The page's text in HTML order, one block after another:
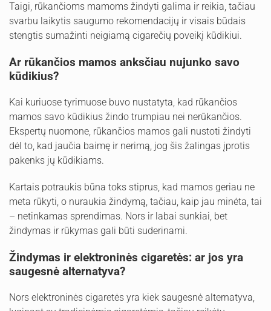
Taigi, rūkančioms mamoms žindyti galima ir reikia, tačiau
svarbu laikytis saugumo rekomendacijų ir visais būdais
stengtis sumažinti neigiamą cigarečių poveikį kūdikiui.
Ar rūkančios mamos anksčiau nujunko savo
kūdikius?
Kai kuriuose tyrimuose buvo nustatyta, kad rūkančios
mamos savo kūdikius žindo trumpiau nei nerūkančios.
Ekspertų nuomone, rūkančios mamos gali nustoti žindyti
dėl to, kad jaučia baimę ir nerimą, jog šis žalingas įprotis
pakenks jų kūdikiams.
Kartais potraukis būna toks stiprus, kad mamos geriau ne
meta rūkyti, o nuraukia žindymą, tačiau, kaip jau minėta, tai
– netinkamas sprendimas. Nors ir labai sunkiai, bet
žindymas ir rūkymas gali būti suderinami.
Žindymas ir elektroninės cigaretės: ar jos yra
saugesnė alternatyva?
Nors elektroninės cigaretės yra kiek saugesnė alternatyva,